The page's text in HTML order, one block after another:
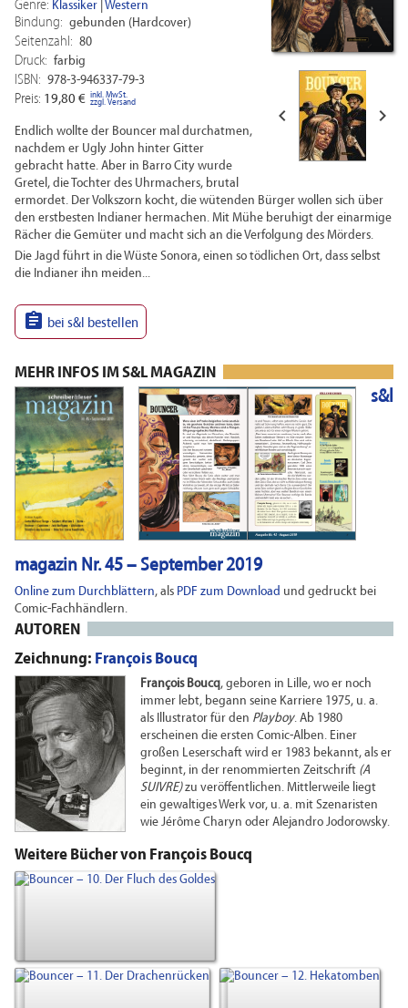
 
Genre: Klassiker Western
Bindung: gebunden (Hardcover)
Seitenzahl: 80
Druck: farbig
ISBN: 978-3-946337-79-3
Preis: 19,80 € inkl. MwSt.
zzgl. Versand
Endlich wollte der Bouncer mal durchatmen,
nachdem er Ugly John hinter Gitter
gebracht hatte. Aber in Barro City wurde
Gretel, die Tochter des Uhrmachers, brutal
ermordet. Der Volkszorn kocht, die wütenden Bürger wollen sich über
den erstbesten Indianer hermachen. Mit Mühe beruhigt der einarmige
Rächer die Gemüter und macht sich an die Verfolgung des Mörders.
Die Jagd führt in die Wüste Sonora, einen so tödlichen Ort, dass selbst
die Indianer ihn meiden...
 bei s&l bestellen
MEHR INFOS IM S&L MAGAZIN
s&l
magazin Nr. 45 – September 2019
Online zum Durchblättern, als PDF zum Download und gedruckt bei
Comic-Fachhändlern.
AUTOREN
Zeichnung: François Boucq
François Boucq, geboren in Lille, wo er noch
immer lebt, begann seine Karriere 1975, u. a.
als Illustrator für den Playboy. Ab 1980
erscheinen die ersten Comic-Alben. Einer
großen Leserschaft wird er 1983 bekannt, als er
beginnt, in der renommierten Zeitschrift (A
SUIVRE)zu veröffentlichen. Mittlerweile liegt
ein gewaltiges Werk vor, u. a. mit Szenaristen
wie Jérôme Charyn oder Alejandro Jodorowsky.
Weitere Bücher von François Boucq